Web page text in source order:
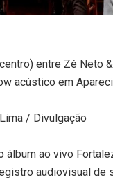
entre Zé Neto
acústico em
/ Divulgação
álbum ao vivo
audiovisual de